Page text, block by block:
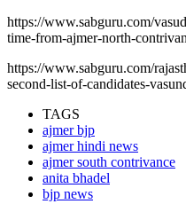
https://www.sabguru.com/
time-from-ajmer-north-
https://www.sabguru.com/
second-list-of-candidates-
TAGS
ajmer bjp
ajmer hindi news
ajmer south contrivance
anita bhadel
bjp news